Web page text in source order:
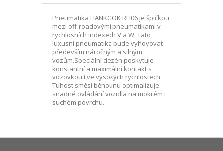
Pneumatika HANKOOK RH06 je špičkou
mezi off-roadovými pneumatikami v
rychlosních indexech V a W. Tato
luxusní pneumatika bude vyhovovat
především náročným a silným
vozům.Speciální dezén poskytuje
konstantní a maximální kontakt s
vozovkou i ve vysokých rychlostech.
Tuhost směsi běhounu optimalizuje
snadné ovládání vozidla na mokrém i
suchém povrchu.